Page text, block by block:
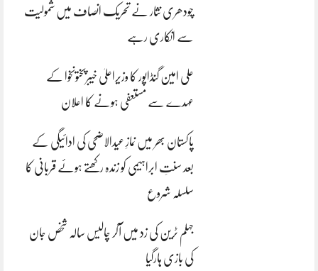
چودھری نثار نے تحریک انصاف میں شمولیت
سے انکاری رہے
علی امین گنڈاپور کا وزیراعلیٰ خیبرپختونخوا کے
عہدے سے مستعفی ہونے کا اعلان
پاکستان بھر میں نمازِ عیدالاضحی کی ادائیگی کے
بعد سنتِ ابراہیمی کو زندہ رکھتے ہوئے قربانی کا
سلسلہ شروع
جہلم ٹرین کی زد میں آکر چالیس سالہ شخص جان
کی بازی ہارگیا